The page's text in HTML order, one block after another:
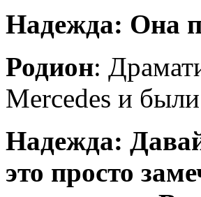
Надежда: Она
Родион:
Mercedes и
Надежда:
это просто